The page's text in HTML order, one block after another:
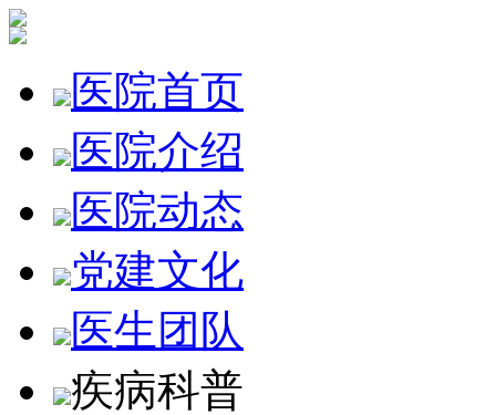
医院首页
医院介绍
医院动态
党建文化
医生团队
疾病科普